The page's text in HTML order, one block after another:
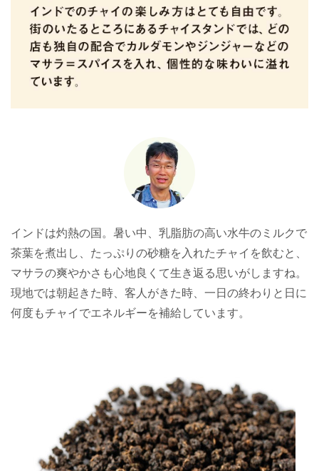
インドは灼熱の国。暑い中、乳脂肪の高い水牛のミルクで
茶葉を煮出し、たっぷりの砂糖を入れたチャイを飲むと、
マサラの爽やかさも心地良くて生き返る思いがしますね。
現地では朝起きた時、客人がきた時、一日の終わりと日に
何度もチャイでエネルギーを補給しています。